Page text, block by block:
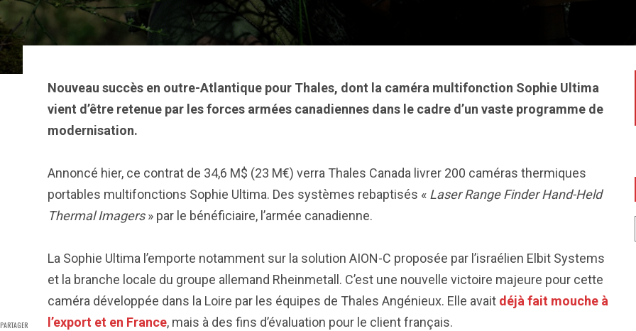
PARTAGER
Nouveau succès en outre-Atlantique pour Thales, dont la caméra multifonction Sophie Ultima
vient d’être retenue par les forces armées canadiennes dans le cadre d’un vaste programme de
modernisation.
Annoncé hier, ce contrat de 34,6 M$ (23 M€) verra Thales Canada livrer 200 caméras thermiques
portables multifonctions Sophie Ultima. Des systèmes rebaptisés « Laser Range Finder Hand-Held
Thermal Imagers» par le bénéficiaire, l’armée canadienne.
La Sophie Ultima l’emporte notamment sur la solution AION-C proposée par l’israélien Elbit Systems
et la branche locale du groupe allemand Rheinmetall. C’est une nouvelle victoire majeure pour cette
caméra développée dans la Loire par les équipes de Thales Angénieux. Elle avait déjà fait mouche à
l’export et en France, mais à des fins d’évaluation pour le client français.